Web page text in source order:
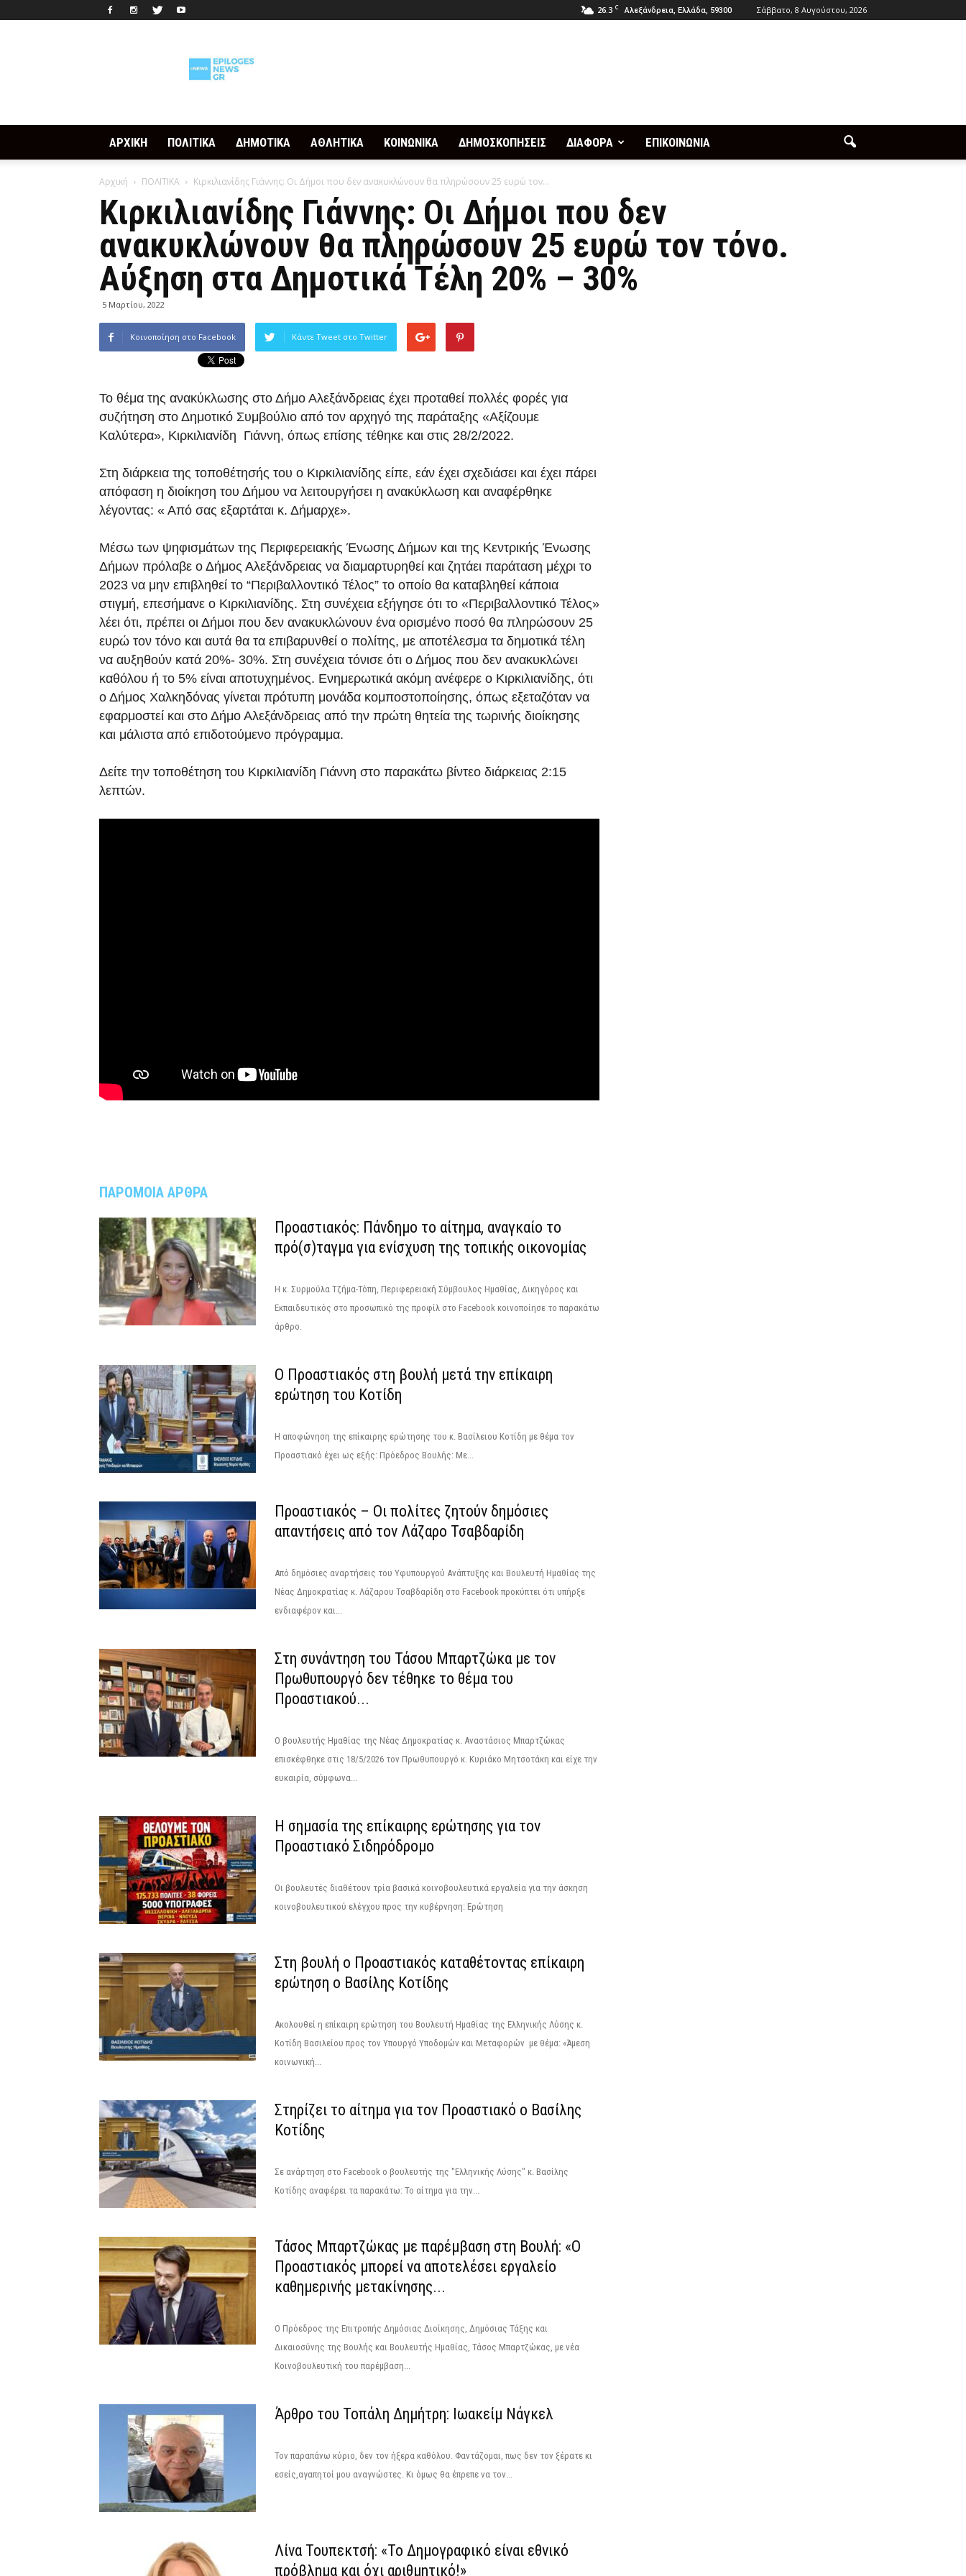
26.3 C Αλεξάνδρεια, Ελλάδα, 59300 Σάββατο, 8 Αυγούστου, 2026
ΑΡΧΙΚΗ ΠΟΛΙΤΙΚΑ ΔΗΜΟΤΙΚΑ ΑΘΛΗΤΙΚΑ ΚΟΙΝΩΝΙΚΑ ΔΗΜΟΣΚΟΠΗΣΕΙΣ ΔΙΑΦΟΡΑ ΕΠΙΚΟΙΝΩΝΙΑ
Αρχική ΠΟΛΙΤΙΚΑ Κιρκιλιανίδης Γιάννης: Οι Δήμοι που δεν ανακυκλώνουν θα πληρώσουν 25 ευρώ τον...
Κιρκιλιανίδης Γιάννης: Οι Δήμοι που δεν
ανακυκλώνουν θα πληρώσουν 25 ευρώ τον τόνο.
Αύξηση στα Δημοτικά Τέλη 20% – 30%
5 Μαρτίου, 2022
Κοινοποίηση στο Facebook Κάντε Tweet στο Twitter
Το θέμα της ανακύκλωσης στο Δήμο Αλεξάνδρειας έχει προταθεί πολλές φορές για
συζήτηση στο Δημοτικό Συμβούλιο από τον αρχηγό της παράταξης «Αξίζουμε
Καλύτερα», Κιρκιλιανίδη Γιάννη, όπως επίσης τέθηκε και στις 28/2/2022.
Στη διάρκεια της τοποθέτησής του ο Κιρκιλιανίδης είπε, εάν έχει σχεδιάσει και έχει πάρει
απόφαση η διοίκηση του Δήμου να λειτουργήσει η ανακύκλωση και αναφέρθηκε
λέγοντας: « Από σας εξαρτάται κ. Δήμαρχε».
Μέσω των ψηφισμάτων της Περιφερειακής Ένωσης Δήμων και της Κεντρικής Ένωσης
Δήμων πρόλαβε ο Δήμος Αλεξάνδρειας να διαμαρτυρηθεί και ζητάει παράταση μέχρι το
2023 να μην επιβληθεί το “Περιβαλλοντικό Τέλος” το οποίο θα καταβληθεί κάποια
στιγμή, επεσήμανε ο Κιρκιλιανίδης. Στη συνέχεια εξήγησε ότι το «Περιβαλλοντικό Τέλος»
λέει ότι, πρέπει οι Δήμοι που δεν ανακυκλώνουν ένα ορισμένο ποσό θα πληρώσουν 25
ευρώ τον τόνο και αυτά θα τα επιβαρυνθεί ο πολίτης, με αποτέλεσμα τα δημοτικά τέλη
να αυξηθούν κατά 20%- 30%. Στη συνέχεια τόνισε ότι ο Δήμος που δεν ανακυκλώνει
καθόλου ή το 5% είναι αποτυχημένος. Ενημερωτικά ακόμη ανέφερε ο Κιρκιλιανίδης, ότι
ο Δήμος Χαλκηδόνας γίνεται πρότυπη μονάδα κομποστοποίησης, όπως εξεταζόταν να
εφαρμοστεί και στο Δήμο Αλεξάνδρειας από την πρώτη θητεία της τωρινής διοίκησης
και μάλιστα από επιδοτούμενο πρόγραμμα.
Δείτε την τοποθέτηση του Κιρκιλιανίδη Γιάννη στο παρακάτω βίντεο διάρκειας 2:15
λεπτών.
ΠΑΡΟΜΟΙΑ ΑΡΘΡΑ
Προαστιακός: Πάνδημο το αίτημα, αναγκαίο το
πρό(σ)ταγμα για ενίσχυση της τοπικής οικονομίας
Η κ. Συρμούλα Τζήμα-Τόπη, Περιφερειακή Σύμβουλος Ημαθίας, Δικηγόρος και
Εκπαιδευτικός στο προσωπικό της προφίλ στο Facebook κοινοποίησε το παρακάτω
άρθρο.
Ο Προαστιακός στη βουλή μετά την επίκαιρη
ερώτηση του Κοτίδη
Η αποφώνηση της επίκαιρης ερώτησης του κ. Βασίλειου Κοτίδη με θέμα τον
Προαστιακό έχει ως εξής: Πρόεδρος Βουλής: Με...
Προαστιακός – Οι πολίτες ζητούν δημόσιες
απαντήσεις από τον Λάζαρο Τσαβδαρίδη
Από δημόσιες αναρτήσεις του Υφυπουργού Ανάπτυξης και Βουλευτή Ημαθίας της
Νέας Δημοκρατίας κ. Λάζαρου Τσαβδαρίδη στο Facebook προκύπτει ότι υπήρξε
ενδιαφέρον και...
Στη συνάντηση του Τάσου Μπαρτζώκα με τον
Πρωθυπουργό δεν τέθηκε το θέμα του
Προαστιακού...
Ο βουλευτής Ημαθίας της Νέας Δημοκρατίας κ. Αναστάσιος Μπαρτζώκας
επισκέφθηκε στις 18/5/2026 τον Πρωθυπουργό κ. Κυριάκο Μητσοτάκη και είχε την
ευκαιρία, σύμφωνα...
Η σημασία της επίκαιρης ερώτησης για τον
Προαστιακό Σιδηρόδρομο
Οι βουλευτές διαθέτουν τρία βασικά κοινοβουλευτικά εργαλεία για την άσκηση
κοινοβουλευτικού ελέγχου προς την κυβέρνηση: Ερώτηση
Στη βουλή ο Προαστιακός καταθέτοντας επίκαιρη
ερώτηση ο Βασίλης Κοτίδης
Ακολουθεί η επίκαιρη ερώτηση του Βουλευτή Ημαθίας της Ελληνικής Λύσης κ.
Κοτίδη Βασιλείου προς τον Υπουργό Υποδομών και Μεταφορών με θέμα: «Άμεση
κοινωνική...
Στηρίζει το αίτημα για τον Προαστιακό ο Βασίλης
Κοτίδης
Σε ανάρτηση στο Facebook ο βουλευτής της "Ελληνικής Λύσης" κ. Βασίλης
Κοτίδης αναφέρει τα παρακάτω: Το αίτημα για την...
Τάσος Μπαρτζώκας με παρέμβαση στη Βουλή: «Ο
Προαστιακός μπορεί να αποτελέσει εργαλείο
καθημερινής μετακίνησης...
Ο Πρόεδρος της Επιτροπής Δημόσιας Διοίκησης, Δημόσιας Τάξης και
Δικαιοσύνης της Βουλής και Βουλευτής Ημαθίας, Τάσος Μπαρτζώκας, με νέα
Κοινοβουλευτική του παρέμβαση...
Άρθρο του Τοπάλη Δημήτρη: Ιωακείμ Νάγκελ
Τον παραπάνω κύριο, δεν τον ήξερα καθόλου. Φαντάζομαι, πως δεν τον ξέρατε κι
εσείς,αγαπητοί μου αναγνώστες. Κι όμως θα έπρεπε να τον...
Λίνα Τουπεκτσή: «Το Δημογραφικό είναι εθνικό
πρόβλημα και όχι αριθμητικό!»